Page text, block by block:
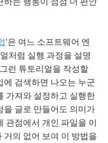
'은 여느 소프트웨어 엔
처럼 실행 과정을 설명
런 튜토리얼을 작성할
검색하면 나오는 누군
가져와 설정하고 실행한
을 글로 만들어도 의미가
관점에서 개인 파일을 이
의 없어 보여 이 방법을